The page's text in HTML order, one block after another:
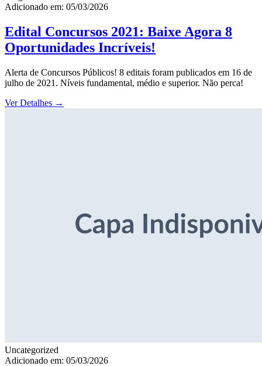
Adicionado em: 05/03/2026
Edital Concursos 2021: Baixe Agora 8
Oportunidades Incríveis!
Alerta de Concursos Públicos! 8 editais foram publicados em 16 de
julho de 2021. Níveis fundamental, médio e superior. Não perca!
Ver Detalhes →
Uncategorized
Adicionado em: 05/03/2026